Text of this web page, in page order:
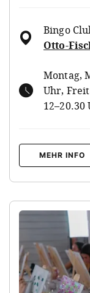
Bingo
Otto-
Montag,
Uhr,
12–20.30
MEHR INFO